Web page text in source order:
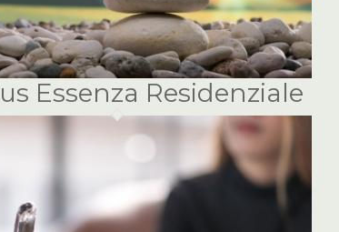
Essenza Residenziale